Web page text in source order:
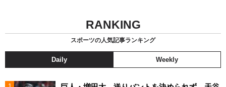
RANKING
スポーツの人気記事ランキング
Daily Weekly